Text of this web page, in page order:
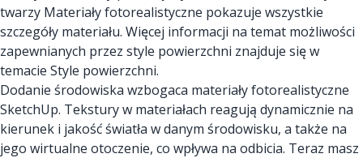
twarzy Materiały fotorealistyczne pokazuje wszystkie
szczegóły materiału. Więcej informacji na temat możliwości
zapewnianych przez style powierzchni znajduje się w
temacie Style powierzchni.
Dodanie środowiska wzbogaca materiały fotorealistyczne
SketchUp. Tekstury w materiałach reagują dynamicznie na
kierunek i jakość światła w danym środowisku, a także na
jego wirtualne otoczenie, co wpływa na odbicia. Teraz masz